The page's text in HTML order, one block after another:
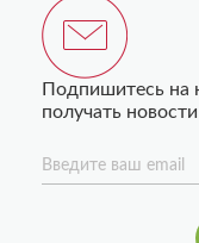
Подпишитесь на
получать новости
Введите ваш email